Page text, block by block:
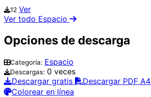
12 Ver
Ver todo Espacio
Opciones de descarga
Categoría: Espacio
Descargas: 0 veces
Descargar gratis
Descargar PDF A4
Colorear en línea